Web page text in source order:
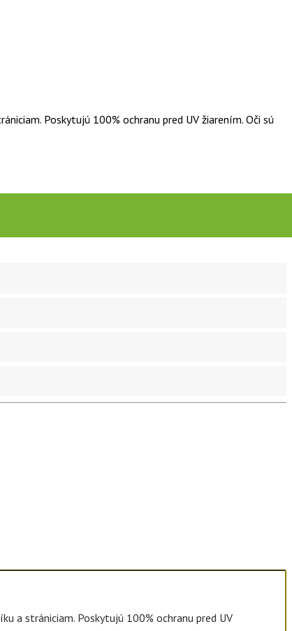
Poskytujú 100% ochranu pred UV žiarením. Oči sú
a strániciam. Poskytujú 100% ochranu pred UV